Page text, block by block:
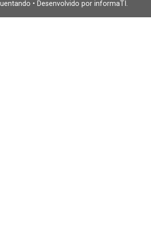
• Desenvolvido por informaTI.